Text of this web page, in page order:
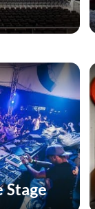
Stage